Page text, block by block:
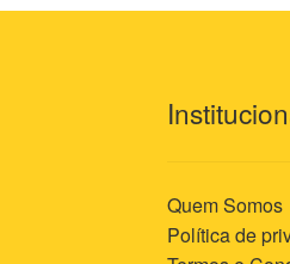
Quem Somos
Política de